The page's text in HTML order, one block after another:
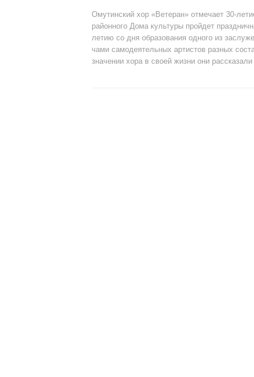
Омутинский хор «Ветеран» отмечает 30-
районного Дома культуры пройдет
летию со дня образования одного из
чами самодеятельных артистов разных
значении хора в своей жизни они